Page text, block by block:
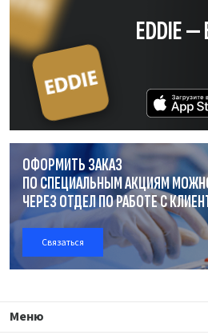
EDDIE
ОФОРМИТЬ ЗАКАЗ
ПО СПЕЦИАЛЬНЫМ АКЦИЯМ
ЧЕРЕЗ ОТДЕЛПО РАБОТЕС
Связаться
Меню